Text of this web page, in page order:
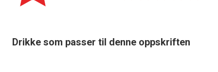
Drikke som passer til denne oppskriften